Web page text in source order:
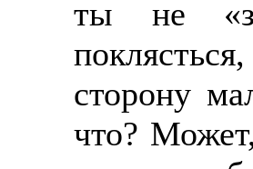
ты не
сторону
что?